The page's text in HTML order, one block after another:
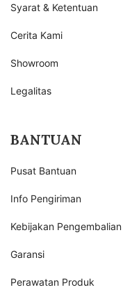
Syarat & Ketentuan
Cerita Kami
Showroom
Legalitas
BANTUAN
Pusat Bantuan
Info Pengiriman
Kebijakan Pengembalian
Garansi
Perawatan Produk